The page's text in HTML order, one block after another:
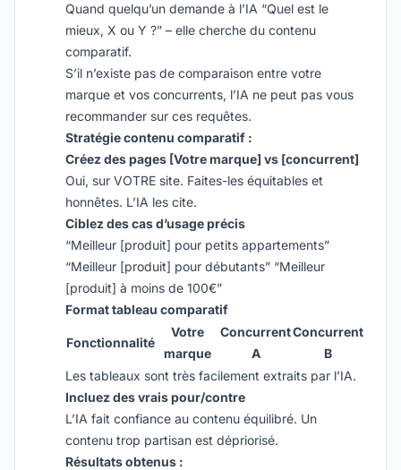
Quand quelqu’un demande à l’IA “Quel est le
mieux, X ou Y ?” – elle cherche du contenu
comparatif.
S’il n’existe pas de comparaison entre votre
marque et vos concurrents, l’IA ne peut pas vous
recommander sur ces requêtes.
Stratégie contenu comparatif :
Créez des pages [Votre marque] vs [concurrent]
Oui, sur VOTRE site. Faites-les équitables et
honnêtes. L’IA les cite.
Ciblez des cas d’usage précis
“Meilleur [produit] pour petits appartements”
“Meilleur [produit] pour débutants” “Meilleur
[produit] à moins de 100€”
Format tableau comparatif
Fonctionnalité
Votre
marque
Concurrent
A
Concurrent
B
Les tableaux sont très facilement extraits par l’IA.
Incluez des vrais pour/contre
L’IA fait confiance au contenu équilibré. Un
contenu trop partisan est dépriorisé.
Résultats obtenus :